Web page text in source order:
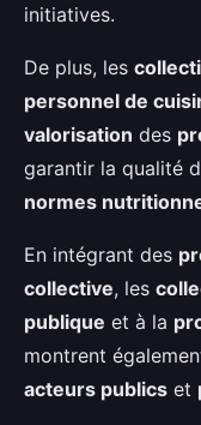
initiatives.
De plus, les
personnel de
valorisation des
garantir la qualité
normes
En intégrant des
collective, les
publique et à la
montrent
acteurs publics et